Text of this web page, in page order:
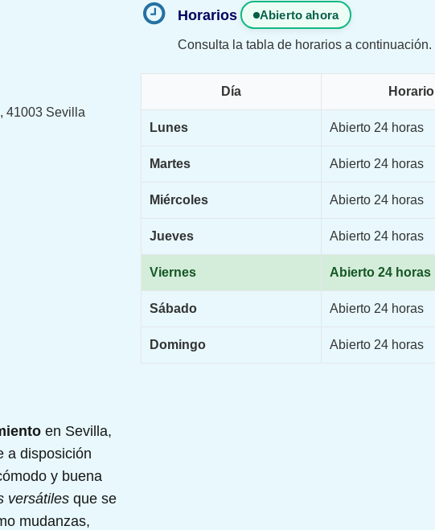
41003 Sevilla
en Sevilla,
a disposición
y buena
versátiles que se
mudanzas,
Horarios Abierto ahora
Consulta la tabla de horarios a continuación.
Día Horario
Lunes Abierto 24 horas
Martes Abierto 24 horas
Miércoles Abierto 24 horas
Jueves Abierto 24 horas
Viernes Abierto 24 horas
Sábado Abierto 24 horas
Domingo Abierto 24 horas